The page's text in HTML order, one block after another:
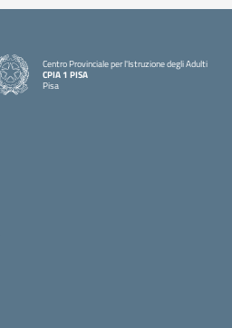
Centro Provinciale per l'Istruzione degli Adulti
CPIA 1 PISA
Pisa